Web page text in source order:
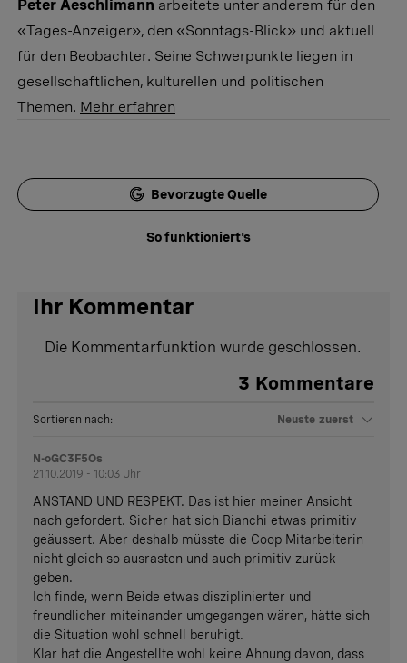
Peter Aeschlimann arbeitete unter anderem für den
«Tages-Anzeiger», den «Sonntags-Blick» und aktuell
für den Beobachter. Seine Schwerpunkte liegen in
gesellschaftlichen, kulturellen und politischen
Themen. Mehr erfahren
Bevorzugte Quelle
So funktioniert's
Ihr Kommentar
Die Kommentarfunktion wurde geschlossen.
3 Kommentare
Sortieren nach: Neuste zuerst
N-oGC3F5Os
21.10.2019 - 10:03 Uhr
ANSTAND UND RESPEKT. Das ist hier meiner Ansicht
nach gefordert. Sicher hat sich Bianchi etwas primitiv
geäussert. Aber deshalb müsste die Coop Mitarbeiterin
nicht gleich so ausrasten und auch primitiv zurück
geben.
Ich finde, wenn Beide etwas disziplinierter und
freundlicher miteinander umgegangen wären, hätte sich
die Situation wohl schnell beruhigt.
Klar hat die Angestellte wohl keine Ahnung davon, dass